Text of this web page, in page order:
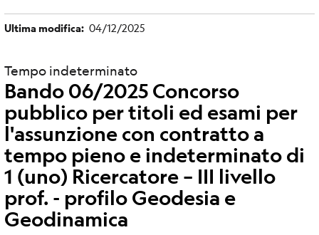
Ultima modifica 04/12/2025
Tempo indeterminato
Bando 06/2025 Concorso
pubblico per titoli ed esami per
l'assunzione con contratto a
tempo pieno e indeterminato di
1 (uno) Ricercatore – III livello
prof. - profilo Geodesia e
Geodinamica